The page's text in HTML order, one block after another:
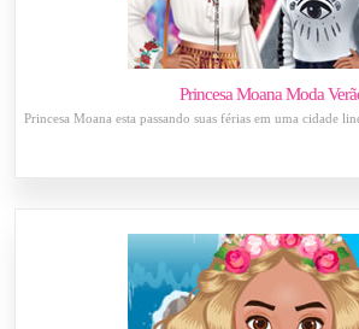
Princesa Moana Moda
Princesa Moana esta passando suas férias em uma cidade